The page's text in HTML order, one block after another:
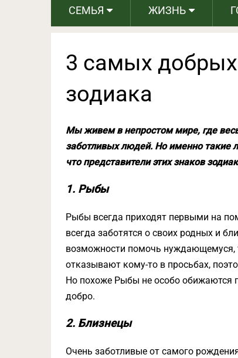
СЕМЬЯ ЖИЗНЬ
3 самых
зодиака
Мы живем в непростом мире, где
заботливых людей. Но именно такие
что представители этих знаков
1. Рыбы
Рыбы всегда приходят первыми на
всегда заботятся о своих родных и
возможности помочь нуждающемуся,
отказывают кому-то в просьбах,
Но похоже Рыбы не особо обижаются
добро.
2. Близнецы
Очень заботливые от самого